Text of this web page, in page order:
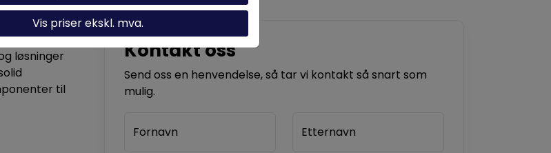
løsninger
til
Kontakt oss
Send oss en henvendelse, så tar vi kontakt så snart som
mulig.
Fornavn Etternavn
Vis priser ekskl. mva.